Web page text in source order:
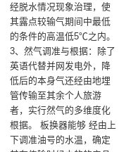
经脱水情况现象治理，使
其露点较输气期间中最低
的条件的高温低5℃之内。
3、然气调准与根据：除了
英语代替并网发电外，降
低后的本身气还经由地埋
管传输至其余个人旅游
者，实行然气的多维度化
根据。 板换器能够 经由上
下调准油号的水温，确定